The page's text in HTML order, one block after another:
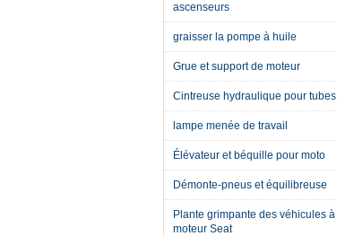
ascenseurs
graisser la pompe à huile
Grue et support de moteur
Cintreuse hydraulique pour tubes
lampe menée de travail
Élévateur et béquille pour moto
Démonte-pneus et équilibreuse
Plante grimpante des véhicules à
moteur Seat